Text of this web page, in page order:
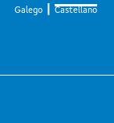
Galego Castellano